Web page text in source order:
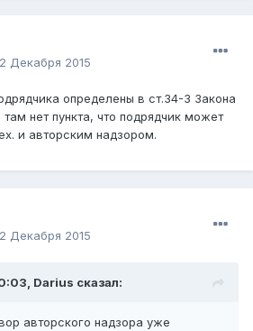
2 Декабря 2015
определены в ст.34-3 Закона
там нет пункта, что подрядчик может
и авторским надзором.
2 Декабря 2015
Darius сказал:
авторского надзора уже